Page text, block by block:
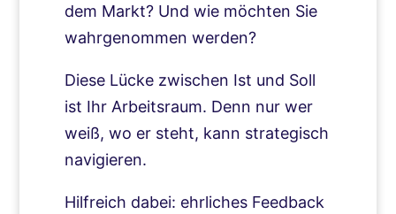
dem Markt? Und wie möchten Sie
wahrgenommen werden?
Diese Lücke zwischen Ist und Soll
ist Ihr Arbeitsraum. Denn nur wer
weiß, wo er steht, kann strategisch
navigieren.
Hilfreich dabei: ehrliches Feedback